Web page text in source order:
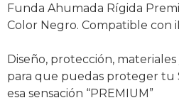
Funda Ahumada Rígida
Color Negro. Compatible con
Diseño, protección,
para que puedas proteger tu
esa sensación “PREMIUM”